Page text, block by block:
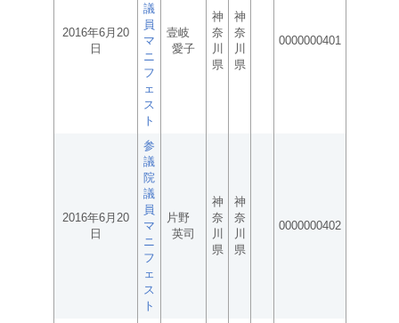
2016年6月20
日
議
員
マ
ニ
フ
ェ
ス
ト
壹岐
愛子
神
奈
川
県
神
奈
川
県
0000000401
2016年6月20
日
参
議
院
議
員
マ
ニ
フ
ェ
ス
ト
片野
英司
神
奈
川
県
神
奈
川
県
0000000402